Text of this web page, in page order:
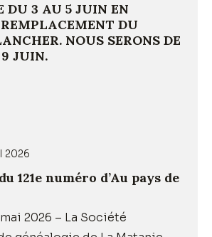
DU 3 AU 5 JUIN EN
DU
NOUS SERONS DE
JUIN.
2026
121e numéro d’Au pays de
2026 – La Société